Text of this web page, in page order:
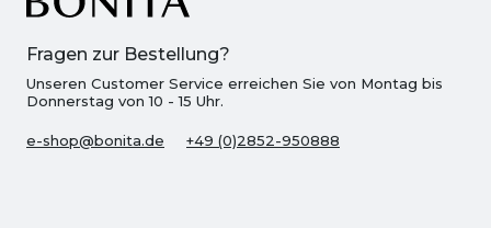
Fragen zur Bestellung?
Unseren Customer Service erreichen Sie von Montag bis
Donnerstag von 10 - 15 Uhr.
e-shop@bonita.de +49 (0)2852-950888